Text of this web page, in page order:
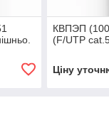
КВПЭП
(F/UTP
Ціну